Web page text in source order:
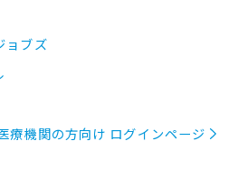
ョブズ
療機関の方向け ログインページ